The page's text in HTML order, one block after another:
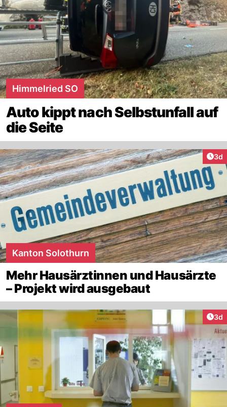
Himmelried SO
Auto kippt nach Selbstunfall auf
die Seite
3d
Kanton Solothurn
Mehr Hausärztinnen und Hausärzte
– Projekt wird ausgebaut
3d